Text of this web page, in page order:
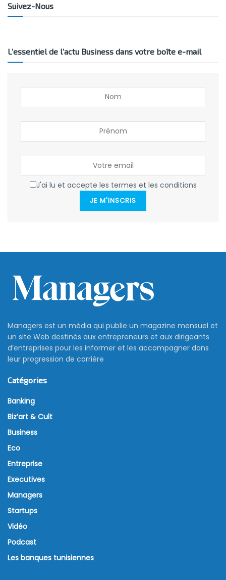
Suivez-Nous
L’essentiel de l’actu Business dans votre boîte e-mail
J'ai lu et accepte les termes et les conditions
JE M'INSCRIS
Managers est un média qui publie un magazine mensuel et
un site Web destinés aux entrepreneurs et aux dirigeants
d’entreprises pour les informer et les accompagner dans
leur progression de carrière
Catégories
Banking
Biz’art & Cult
Business
Eco
Entreprise
Executives
Managers
Startups
Vidéo
Podcast
Les banques tunisiennes